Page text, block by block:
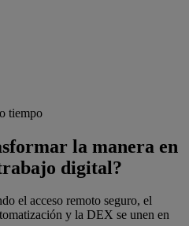
tiempo
la manera en
digital?
el acceso remoto seguro, el
y la DEX se unen en